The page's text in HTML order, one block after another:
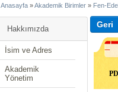
Anasayfa »Akademik Birimler » Fen-
Hakkımızda
İsim ve Adres
Akademik
Yönetim